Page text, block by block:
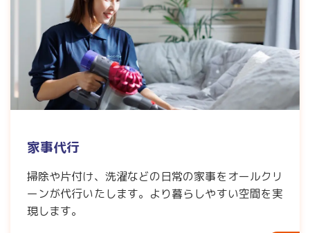
家事代行
掃除や片付け、洗濯などの日常の家事をオールクリ
ーンが代行いたします。より暮らしやすい空間を実
現します。